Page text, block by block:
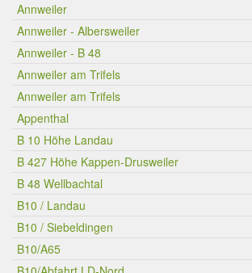
Annweiler
Annweiler - Albersweiler
Annweiler - B 48
Annweiler am Trifels
Annweiler am Trifels
Appenthal
B 10 Höhe Landau
B 427 Höhe Kappen-Drusweiler
B 48 Wellbachtal
B10 / Landau
B10 / Siebeldingen
B10/A65